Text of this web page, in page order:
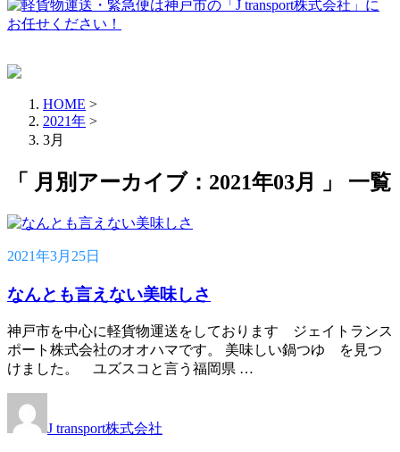
HOME >
2021年 >
3月
「 月別アーカイブ：2021年03月 」 一覧
2021年3月25日
なんとも言えない美味しさ
神戸市を中心に軽貨物運送をしております ジェイトランス
ポート株式会社のオオハマです。 美味しい鍋つゆ を見つ
けました。 ユズスコと言う福岡県 …
J transport株式会社